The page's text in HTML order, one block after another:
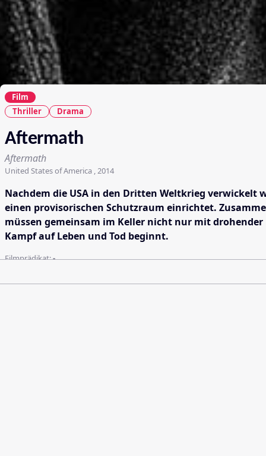
Film
Thriller
Drama
Aftermath
Aftermath
United States of America , 2014
Nachdem die USA in den Dritten Weltkrieg
einen provisorischen Schutzraum einrichtet.
müssen gemeinsam im Keller nicht nur mit
Kampf auf Leben und Tod beginnt.
Filmprädikat:-